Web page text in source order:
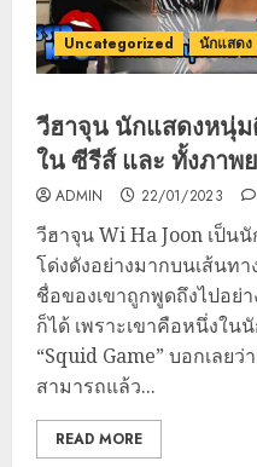
Uncategorized นักแสดง
วีฮาจุน นักแสดงหนุ่
ใน ซีรีส์ และ ทั้งภาพ
ADMIN 22/01/2023
วีฮาจุน Wi Ha Joon เป็
โด่งดังอย่างมากบนเส้นท
ชื่อของเขาถูกพูดถึงไปอย่
ก็ได้ เพราะเขาคือหนึ่งใน
“Squid Game” บอกเลย
สามารถแล้ว...
READ MORE